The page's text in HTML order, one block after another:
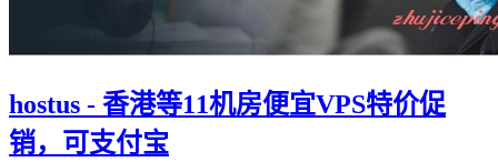
hostus - 香港等11机房便宜VPS特价促
销，可支付宝